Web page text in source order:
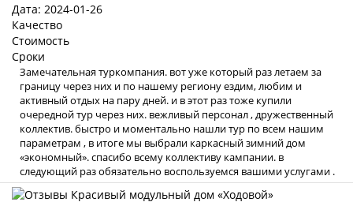
Дата: 2024-01-26
Качество
Стоимость
Сроки
Замечательная туркомпания. вот уже который раз летаем за
границу через них и по нашему региону ездим, любим и
активный отдых на пару дней. и в этот раз тоже купили
очередной тур через них. вежливый персонал , дружественный
коллектив. быстро и моментально нашли тур по всем нашим
параметрам , в итоге мы выбрали каркасный зимний дом
«экономный». спасибо всему коллективу кампании. в
следующий раз обязательно воспользуемся вашими услугами .